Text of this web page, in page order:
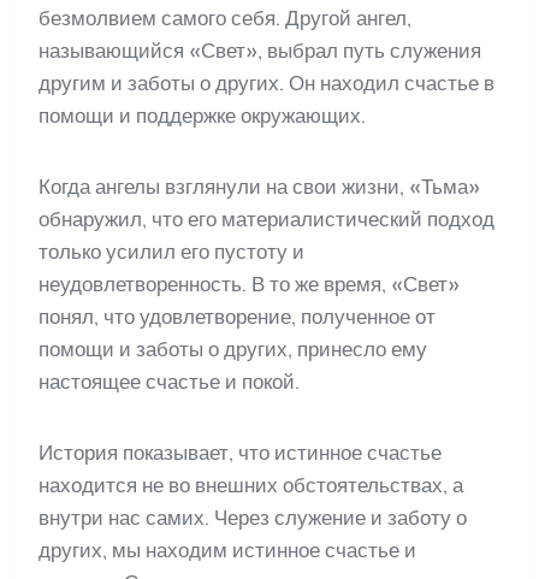
безмолвием самого себя. Другой ангел,
называющийся «Свет», выбрал путь служения
другим и заботы о других. Он находил счастье в
помощи и поддержке окружающих.
Когда ангелы взглянули на свои жизни, «Тьма»
обнаружил, что его материалистический подход
только усилил его пустоту и
неудовлетворенность. В то же время, «Свет»
понял, что удовлетворение, полученное от
помощи и заботы о других, принесло ему
настоящее счастье и покой.
История показывает, что истинное счастье
находится не во внешних обстоятельствах, а
внутри нас самих. Через служение и заботу о
других, мы находим истинное счастье и